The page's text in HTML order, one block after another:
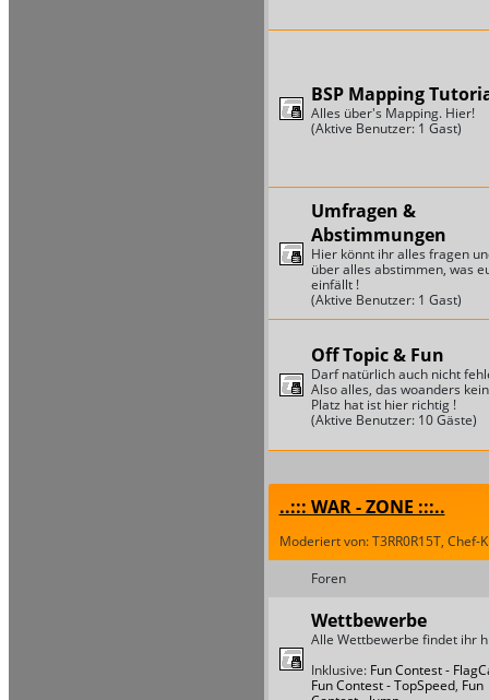
BSP Mapping
Alles über's Mapping. Hier!
(Aktive Benutzer: 1 Gast)
Umfragen &
Abstimmungen
Hier könnt ihr alles fragen
über alles abstimmen, was
einfällt !
(Aktive Benutzer: 1 Gast)
Off Topic & Fun
Darf natürlich auch nicht
Also alles, das woanders
Platz hat ist hier richtig !
(Aktive Benutzer: 10 Gäste)
..::: WAR - ZONE :::..
Moderiert von: T3RR0R15T, Chef-
Foren
Wettbewerbe
Alle Wettbewerbe findet ihr
Inklusive: Fun Contest -
Fun Contest - TopSpeed, Fun